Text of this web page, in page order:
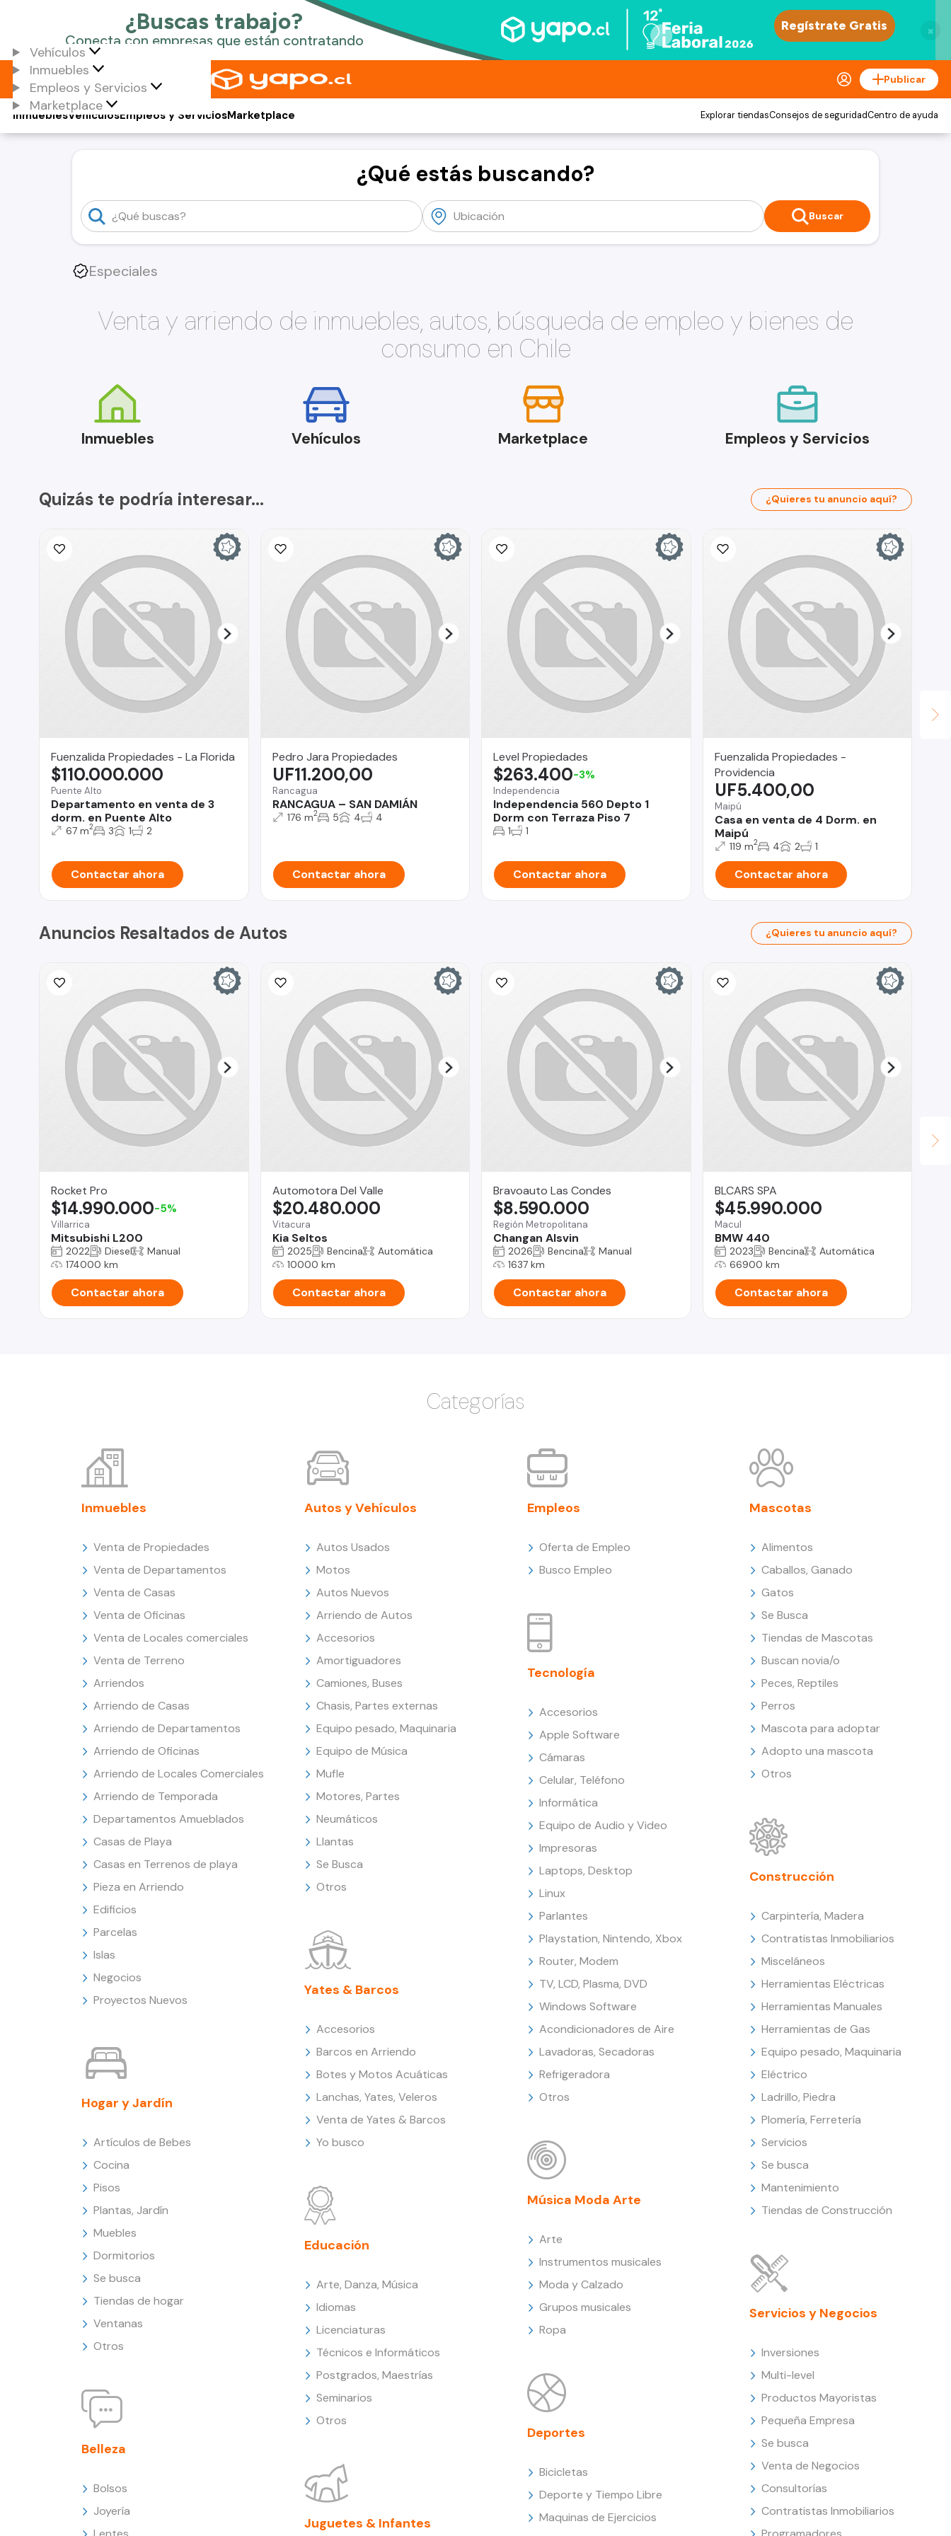
×
Vehículos
Inmuebles
Empleos y Servicios
Marketplace
Publicar
Vehículos
Inmuebles Empleos y ServiciosMarketplace Explorar tiendasConsejos de seguridadCentro de ayuda
¿Qué estás buscando?
Buscar
Especiales
Venta y arriendo de inmuebles, autos, búsqueda de empleo y bienes de
consumo en Chile
Inmuebles Vehículos Marketplace Empleos y Servicios
Quizás te podría interesar... ¿Quieres tu anuncio aquí?
Fuenzalida Propiedades - La Florida
Puente Alto
Departamento en venta de 3
dorm. en Puente Alto
$110.000.000
67 m2 3 1 2
Contactar ahora
Pedro Jara Propiedades
Rancagua
RANCAGUA – SAN DAMIÁN
UF11.200,00
176 m2 5 4 4
Contactar ahora
Level Propiedades
Independencia
Independencia 560 Depto 1
Dorm con Terraza Piso 7
$263.400-3%
1 1
Contactar ahora
Fuenzalida Propiedades -
Providencia
Maipú
Casa en venta de 4 Dorm. en
Maipú
UF5.400,00
119 m2 4 2 1
Contactar ahora
Anuncios Resaltados de Autos ¿Quieres tu anuncio aquí?
Rocket Pro
Villarrica
Mitsubishi L200
$14.990.000-5%
2022 Diesel
Manual
174000 km
Contactar ahora
Automotora Del Valle
Vitacura
Kia Seltos
$20.480.000
2025 Bencina
Automática
10000 km
Contactar ahora
Bravoauto Las Condes
Región Metropolitana
Changan Alsvin
$8.590.000
2026 Bencina
Manual
1637 km
Contactar ahora
BLCARS SPA
Macul
BMW 440
$45.990.000
2023 Bencina
Automática
66900 km
Contactar ahora
Categorías
Inmuebles
Venta de Propiedades
Venta de Departamentos
Venta de Casas
Venta de Oficinas
Venta de Locales comerciales
Venta de Terreno
Arriendos
Arriendo de Casas
Arriendo de Departamentos
Arriendo de Oficinas
Arriendo de Locales Comerciales
Arriendo de Temporada
Departamentos Amueblados
Casas de Playa
Casas en Terrenos de playa
Pieza en Arriendo
Edificios
Parcelas
Islas
Negocios
Proyectos Nuevos
Hogar y Jardín
Artículos de Bebes
Cocina
Pisos
Plantas, Jardín
Muebles
Dormitorios
Se busca
Tiendas de hogar
Ventanas
Otros
Belleza
Bolsos
Joyería
Autos y Vehículos
Autos Usados
Motos
Autos Nuevos
Arriendo de Autos
Accesorios
Amortiguadores
Camiones, Buses
Chasis, Partes externas
Equipo pesado, Maquinaria
Equipo de Música
Mufle
Motores, Partes
Neumáticos
Llantas
Se Busca
Otros
Yates & Barcos
Accesorios
Barcos en Arriendo
Botes y Motos Acuáticas
Lanchas, Yates, Veleros
Venta de Yates & Barcos
Yo busco
Educación
Arte, Danza, Música
Idiomas
Licenciaturas
Técnicos e Informáticos
Postgrados, Maestrías
Seminarios
Otros
Juguetes & Infantes
Empleos
Oferta de Empleo
Busco Empleo
Tecnología
Accesorios
Apple Software
Cámaras
Celular, Teléfono
Informática
Equipo de Audio y Video
Impresoras
Laptops, Desktop
Linux
Parlantes
Playstation, Nintendo, Xbox
Router, Modem
TV, LCD, Plasma, DVD
Windows Software
Acondicionadores de Aire
Lavadoras, Secadoras
Refrigeradora
Otros
Música Moda Arte
Arte
Instrumentos musicales
Moda y Calzado
Grupos musicales
Ropa
Deportes
Bicicletas
Deporte y Tiempo Libre
Maquinas de Ejercicios
Mascotas
Alimentos
Caballos, Ganado
Gatos
Se Busca
Tiendas de Mascotas
Buscan novia/o
Peces, Reptiles
Perros
Mascota para adoptar
Adopto una mascota
Otros
Construcción
Carpintería, Madera
Contratistas Inmobiliarios
Misceláneos
Herramientas Eléctricas
Herramientas Manuales
Herramientas de Gas
Equipo pesado, Maquinaria
Eléctrico
Ladrillo, Piedra
Plomería, Ferretería
Servicios
Se busca
Mantenimiento
Tiendas de Construcción
Servicios y Negocios
Inversiones
Multi-level
Productos Mayoristas
Pequeña Empresa
Se busca
Venta de Negocios
Consultorías
Contratistas Inmobiliarios